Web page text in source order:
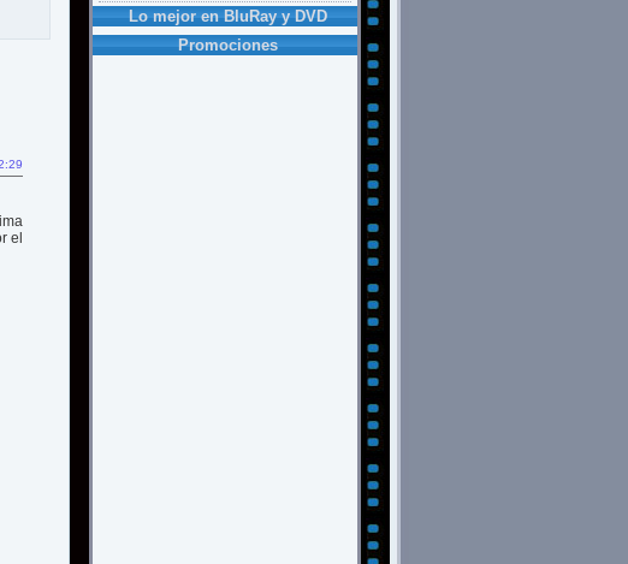
Lo mejor en BluRay y DVD
Promociones
el